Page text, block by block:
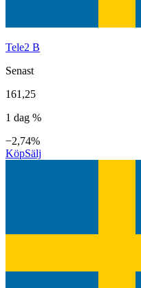
Tele2 B
Senast
161,25
1 dag %
−2,74%
KöpSälj